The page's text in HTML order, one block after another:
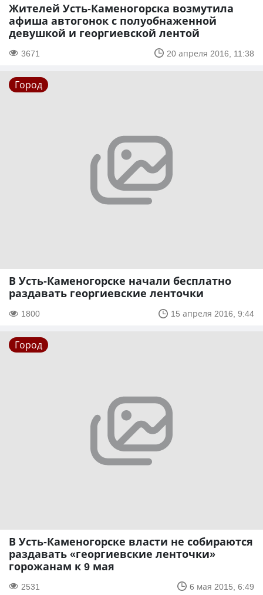
Жителей Усть-Каменогорска возмутила
афиша автогонок с полуобнаженной
девушкой и георгиевской лентой
3671 20 апреля 2016, 11:38
Город
В Усть-Каменогорске начали бесплатно
раздавать георгиевские ленточки
1800 15 апреля 2016, 9:44
Город
В Усть-Каменогорске власти не собираются
раздавать «георгиевские ленточки»
горожанам к 9 мая
2531 6 мая 2015, 6:49